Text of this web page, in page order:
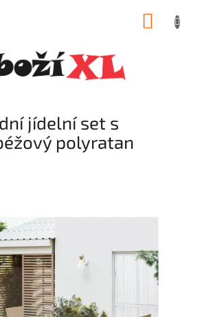
jídelní set s
polyratan